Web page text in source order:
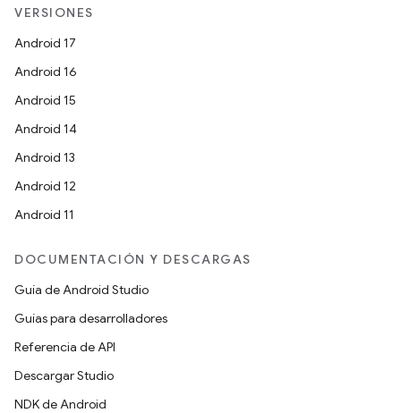
VERSIONES
Android 17
Android 16
Android 15
Android 14
Android 13
Android 12
Android 11
DOCUMENTACIÓN Y DESCARGAS
Guía de Android Studio
Guías para desarrolladores
Referencia de API
Descargar Studio
NDK de Android